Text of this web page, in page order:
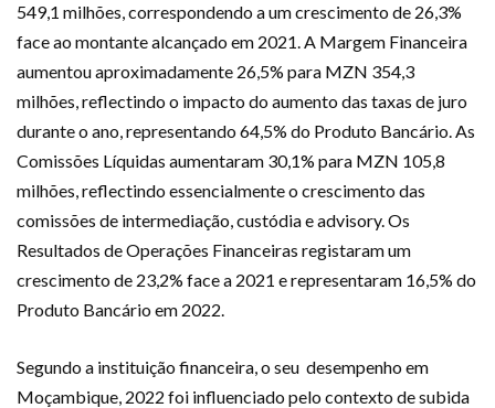
549,1 milhões, correspondendo a um crescimento de 26,3%
face ao montante alcançado em 2021. A Margem Financeira
aumentou aproximadamente 26,5% para MZN 354,3
milhões, reflectindo o impacto do aumento das taxas de juro
durante o ano, representando 64,5% do Produto Bancário. As
Comissões Líquidas aumentaram 30,1% para MZN 105,8
milhões, reflectindo essencialmente o crescimento das
comissões de intermediação, custódia e advisory. Os
Resultados de Operações Financeiras registaram um
crescimento de 23,2% face a 2021 e representaram 16,5% do
Produto Bancário em 2022.
Segundo a instituição financeira, o seu desempenho em
Moçambique, 2022 foi influenciado pelo contexto de subida